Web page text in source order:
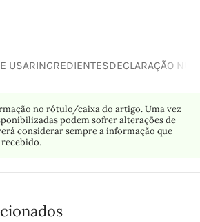
USARINGREDIENTESDECLARAÇÃO
no rótulo/caixa do artigo. Uma vez
podem sofrer alterações de
considerar sempre a informação que